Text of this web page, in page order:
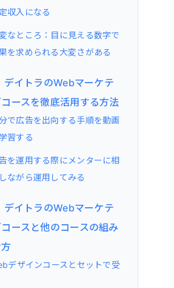
収入になる
なところ：目に見える数字で
を求められる大変さがある
デイトラのWebマーケテ
ースを徹底活用する方法
で広告を出向する手順を動画
習する
を運用する際にメンターに相
ながら運用してみる
デイトラのWebマーケテ
ースと他のコースの組み
デザインコースとセットで受